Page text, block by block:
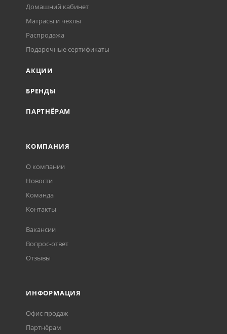
Домашний кабинет
Матрасы и чехлы
Распродажа
Подарочные сертификаты
АКЦИИ
БРЕНДЫ
ПАРТНЁРАМ
КОМПАНИЯ
О компании
Новости
Команда
Контакты
Вакансии
Вопрос-ответ
Отзывы
ИНФОРМАЦИЯ
Офис продаж
Партнёрам